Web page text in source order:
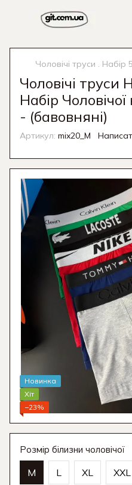
Чоловічі труси . Набір
Чоловічі труси
Набір
- (бавовняні)
Артикул: mix20_M
Новинка
Хіт
−23%
Розмір білизни чоловічої
M L XL XXL